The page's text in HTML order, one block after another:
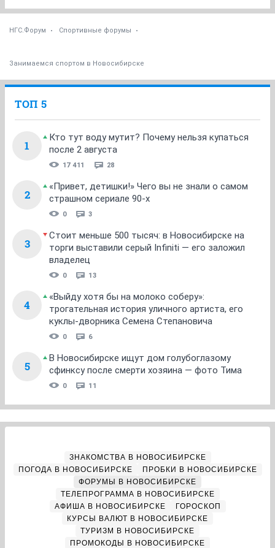
НГС.Форум Спортивные форумы
Занимаемся спортом в Новосибирске
ТОП 5
1
Кто тут воду мутит? Почему нельзя купаться
после 2 августа
17 411 28
2
«Привет, детишки!» Чего вы не знали о самом
страшном сериале 90-х
0 3
3
Стоит меньше 500 тысяч: в Новосибирске на
торги выставили серый Infiniti — его заложил
владелец
0 13
4
«Выйду хотя бы на молоко соберу»:
трогательная история уличного артиста, его
куклы-дворника Семена Степановича
0 6
5
В Новосибирске ищут дом голубоглазому
сфинксу после смерти хозяина — фото Тима
0 11
ЗНАКОМСТВА В НОВОСИБИРСКЕ
ПОГОДА В НОВОСИБИРСКЕ
ПРОБКИ В НОВОСИБИРСКЕ
ФОРУМЫ В НОВОСИБИРСКЕ
ТЕЛЕПРОГРАММА В НОВОСИБИРСКЕ
АФИША В НОВОСИБИРСКЕ
ГОРОСКОП
КУРСЫ ВАЛЮТ В НОВОСИБИРСКЕ
ТУРИЗМ В НОВОСИБИРСКЕ
ПРОМОКОДЫ В НОВОСИБИРСКЕ